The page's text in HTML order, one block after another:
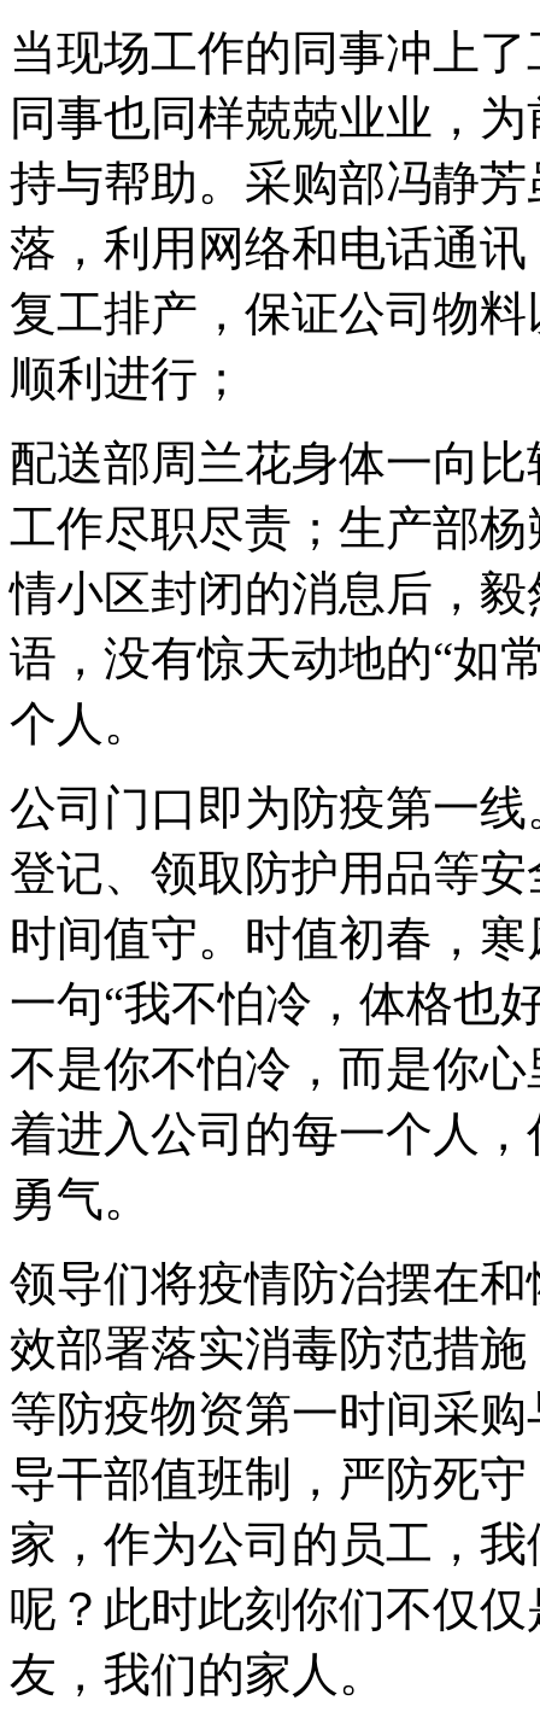
当现场工作的同事冲上
同事也同样兢兢业业，
持与帮助。采购部冯静
落，利用网络和电话通
复工排产，保证公司物
顺利进行；
配送部周兰花身体一向
工作尽职尽责；生产部
情小区封闭的消息后，
语，没有惊天动地的“如
个人。
公司门口即为防疫第一
登记、领取防护用品等
时间值守。时值初春，
一句“我不怕冷，体格也
不是你不怕冷，而是你
着进入公司的每一个人
勇气。
领导们将疫情防治摆在
效部署落实消毒防范措
等防疫物资第一时间采
导干部值班制，严防死
家，作为公司的员工，
呢？此时此刻你们不仅
友，我们的家人。